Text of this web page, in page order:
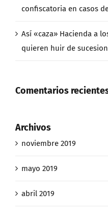
confiscatoria en casos
Así «caza» Hacienda a
quieren huir de
Comentarios
Archivos
noviembre 2019
mayo 2019
abril 2019